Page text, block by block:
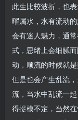
此生比较波折，也
曜属水，水有流动
会有迷人魅力，通
式，思绪上会细腻
动，顺流的时候就
但是也会产生乱流
流，当水中乱流一
得捉模不定，当然